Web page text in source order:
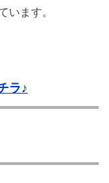
います。
ラ♪